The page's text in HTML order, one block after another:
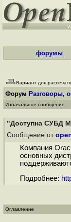
форумы
Вариант для
Форум Разговоры,
Изначальное сообщение
"Доступна СУБД
Сообщение от
Компания
основных
Подробнее:
Оглавление